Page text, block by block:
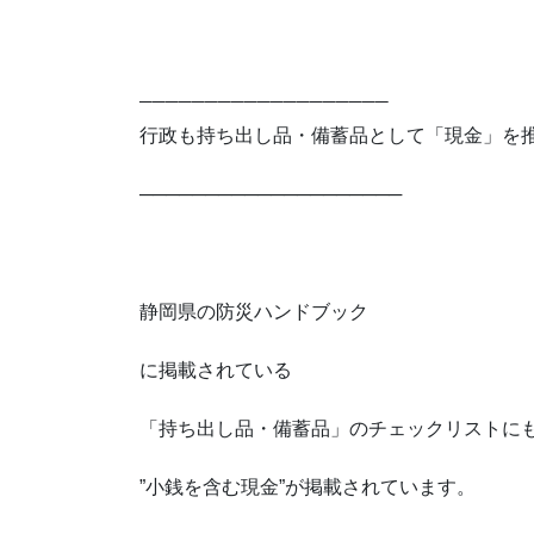
───────────────────
行政も持ち出し品・備蓄品として「現金」を
────────────────────
静岡県の防災ハンドブック
に掲載されている
「持ち出し品・備蓄品」のチェックリストに
”小銭を含む現金”が掲載されています。